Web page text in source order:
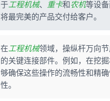
于工程机械、 重卡和农机等设
将最完美的产品交付给客户。
在工程机械领域，操纵杆万向
的关键连接部件。例如，在挖
够确保这些操作的流畅性和精
性。